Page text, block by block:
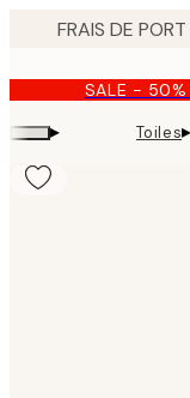
content.SALE - 50%
▸ Toiles▸